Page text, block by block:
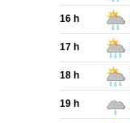
16 h
17 h
18 h
19 h